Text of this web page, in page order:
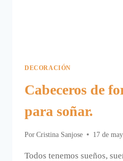
DECORACIÓN
Cabeceros de
para soñar.
Por Cristina Sanjose 17 de
Todos tenemos sueños,